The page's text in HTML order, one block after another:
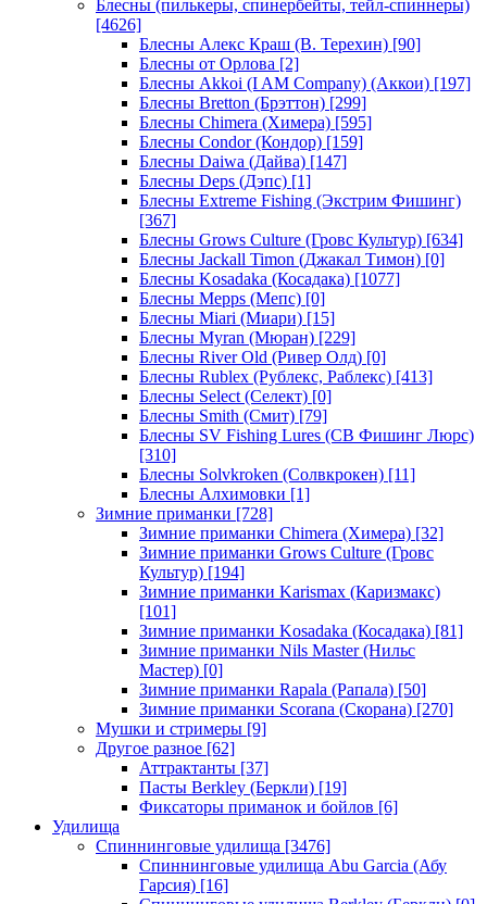
Блесны (пилькеры, спинербейты, тейл-спиннеры)
[4626]
Блесны Алекс Краш (В. Терехин) [90]
Блесны от Орлова [2]
Блесны Akkoi (I AM Company) (Аккои) [197]
Блесны Bretton (Брэттон) [299]
Блесны Chimera (Химера) [595]
Блесны Condor (Кондор) [159]
Блесны Daiwa (Дайва) [147]
Блесны Deps (Дэпс) [1]
Блесны Extreme Fishing (Экстрим Фишинг)
[367]
Блесны Grows Culture (Гровс Культур) [634]
Блесны Jackall Timon (Джакал Тимон) [0]
Блесны Kosadaka (Косадака) [1077]
Блесны Mepps (Мепс) [0]
Блесны Miari (Миари) [15]
Блесны Myran (Мюран) [229]
Блесны River Old (Ривер Олд) [0]
Блесны Rublex (Рублекс, Раблекс) [413]
Блесны Select (Селект) [0]
Блесны Smith (Смит) [79]
Блесны SV Fishing Lures (СВ Фишинг Люрс)
[310]
Блесны Solvkroken (Солвкрокен) [11]
Блесны Алхимовки [1]
Зимние приманки [728]
Зимние приманки Chimera (Химера) [32]
Зимние приманки Grows Culture (Гровс
Культур) [194]
Зимние приманки Karismax (Каризмакс)
[101]
Зимние приманки Kosadaka (Косадака) [81]
Зимние приманки Nils Master (Нильс
Мастер) [0]
Зимние приманки Rapala (Рапала) [50]
Зимние приманки Scorana (Скорана) [270]
Мушки и стримеры [9]
Другое разное [62]
Аттрактанты [37]
Пасты Berkley (Беркли) [19]
Фиксаторы приманок и бойлов [6]
Удилища
Спиннинговые удилища [3476]
Спиннинговые удилища Abu Garcia (Абу
Гарсия) [16]